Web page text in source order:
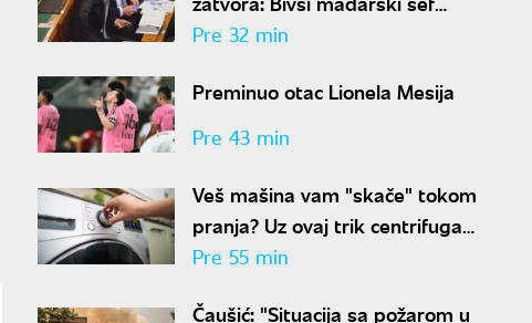
diplomatije pod istragom zbog
Pre 32 min
Preminuo otac Lionela Mesija
Pre 43 min
Veš mašina vam "skače" tokom
pranja? Uz ovaj trik centrifuga
će biti mnogo tiša
Pre 55 min
Čaušić: "Situacija sa požarom u